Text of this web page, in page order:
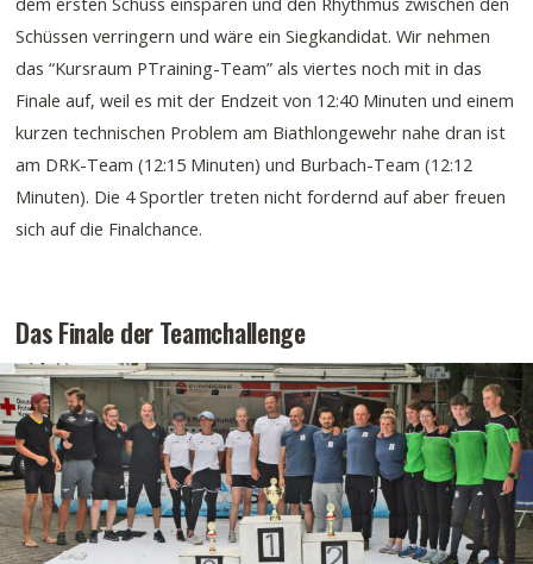
Schüssen verringern und wäre ein Siegkandidat. Wir nehmen
das “Kursraum PTraining-Team” als viertes noch mit in das
Finale auf, weil es mit der Endzeit von 12:40 Minuten und einem
kurzen technischen Problem am Biathlongewehr nahe dran ist
am DRK-Team (12:15 Minuten) und Burbach-Team (12:12
Minuten). Die 4 Sportler treten nicht fordernd auf aber freuen
sich auf die Finalchance.
Das Finale der Teamchallenge